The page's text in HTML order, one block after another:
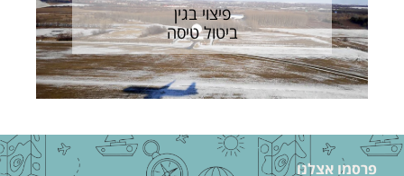
פיצוי בגין
ביטול טיסה
פרסמו אצלנו